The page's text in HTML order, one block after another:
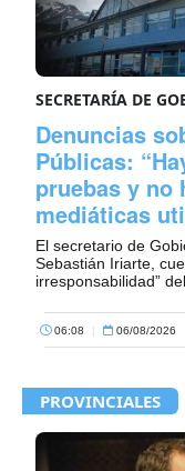
SECRETARÍA DE
Denuncias
Públicas:
pruebas y no
mediáticas
El secretario de
Sebastián Iriarte,
irresponsabilidad”
06:08 | 06/08/2026
PROVINCIALES